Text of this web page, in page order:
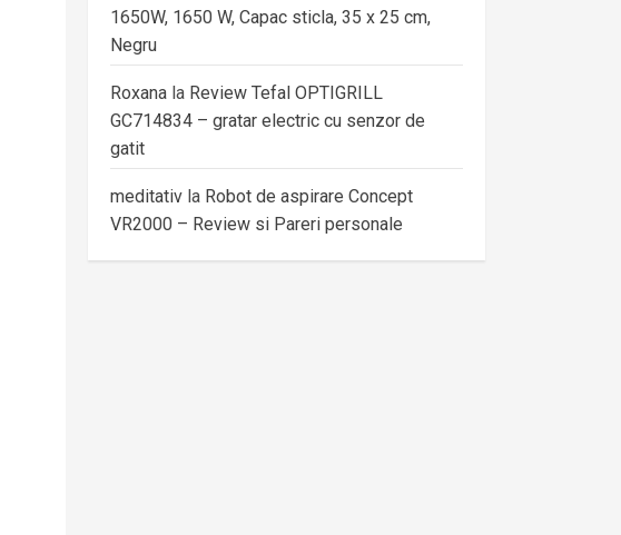
1650W, 1650 W, Capac sticla, 35 x 25 cm,
Negru
Roxana la Review Tefal OPTIGRILL
GC714834 – gratar electric cu senzor de
gatit
meditativ la Robot de aspirare Concept
VR2000 – Review si Pareri personale